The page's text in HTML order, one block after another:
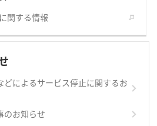
関する情報
によるサービス停止に関するお
のお知らせ